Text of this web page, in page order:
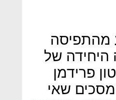
מהתפיסה
היחידה של
פרידמן
שאי